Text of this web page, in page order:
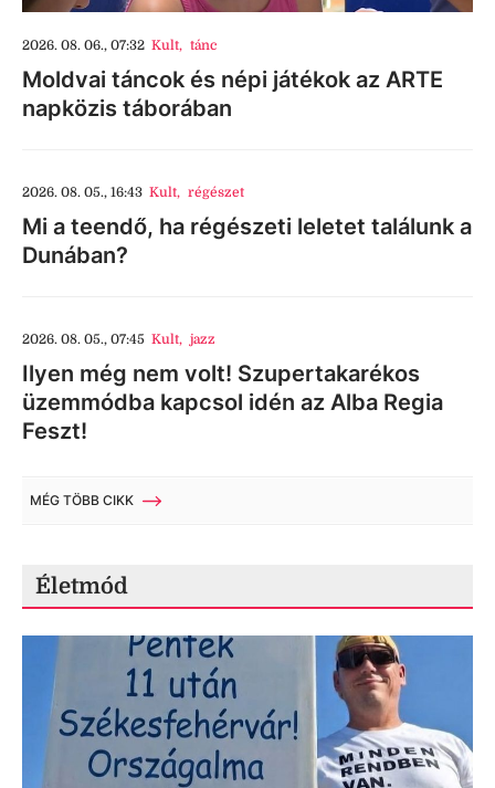
2026. 08. 06., 07:32 Kult, tánc
Moldvai táncok és népi játékok az ARTE
napközis táborában
2026. 08. 05., 16:43 Kult, régészet
Mi a teendő, ha régészeti leletet találunk a
Dunában?
2026. 08. 05., 07:45 Kult, jazz
Ilyen még nem volt! Szupertakarékos
üzemmódba kapcsol idén az Alba Regia
Feszt!
MÉG TÖBB CIKK
Életmód